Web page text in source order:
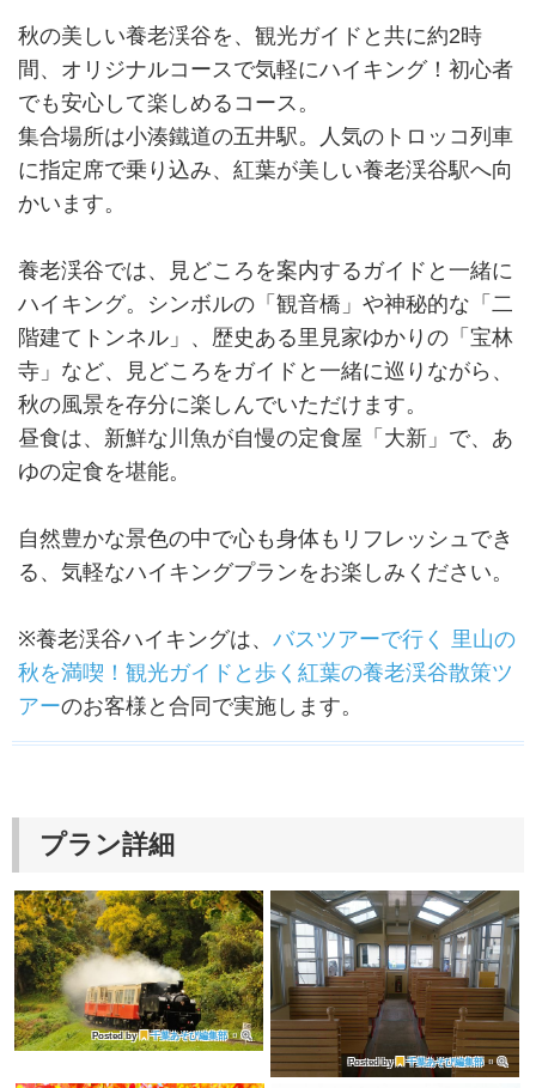
秋の美しい養老渓谷を、観光ガイドと共に約2時
間、オリジナルコースで気軽にハイキング！初心者
でも安心して楽しめるコース。
集合場所は小湊鐵道の五井駅。人気のトロッコ列車
に指定席で乗り込み、紅葉が美しい養老渓谷駅へ向
かいます。
養老渓谷では、見どころを案内するガイドと一緒に
ハイキング。シンボルの「観音橋」や神秘的な「二
階建てトンネル」、歴史ある里見家ゆかりの「宝林
寺」など、見どころをガイドと一緒に巡りながら、
秋の風景を存分に楽しんでいただけます。
昼食は、新鮮な川魚が自慢の定食屋「大新」で、あ
ゆの定食を堪能。
自然豊かな景色の中で心も身体もリフレッシュでき
る、気軽なハイキングプランをお楽しみください。
※養老渓谷ハイキングは、 バスツアーで行く 里山の
秋を満喫！観光ガイドと歩く紅葉の養老渓谷散策ツ
アーのお客様と合同で実施します。
プラン詳細
Posted by 千葉あそび編集部・
Posted by 千葉あそび編集部・